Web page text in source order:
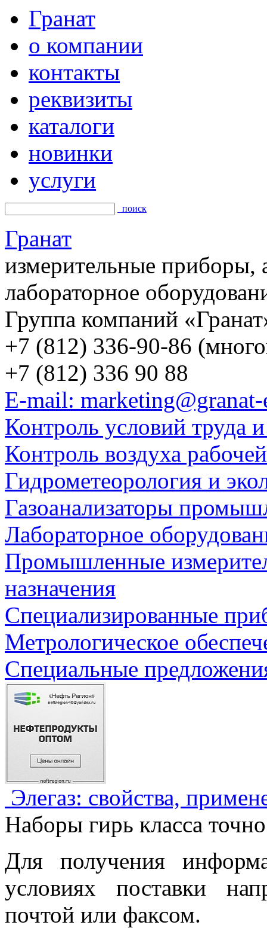
Гранат
о компании
контакты
реквизиты
каталоги
новинки
услуги
поиск
Гранат
измерительные приборы,
лабораторное
Группа компаний
+7 (812) 336-90-86
+7 (812) 336 90 88
E-mail:
Контроль условий труда
Контроль воздуха
Гидрометеорология и
Газоанализаторы
Лабораторное
Промышленные
назначения
Специализированные
Метрологическое
Специальные
Элегаз: свойства,
Наборы гирь класса
Для получения
условиях поставки
почтой или факсом.